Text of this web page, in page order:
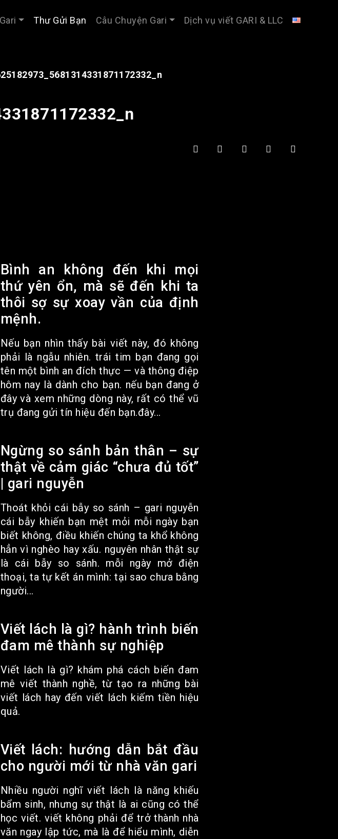
Thư Gửi Bạn Câu Chuyện Gari Dịch vụ viết GARI & LLC
Bình an không đến khi mọi
thứ yên ổn, mà sẽ đến khi ta
thôi sợ sự xoay vần của định
mệnh.
Nếu bạn nhìn thấy bài viết này, đó không
phải là ngẫu nhiên. trái tim bạn đang gọi
tên một bình an đích thực — và thông điệp
hôm nay là dành cho bạn. nếu bạn đang ở
đây và xem những dòng này, rất có thể vũ
trụ đang gửi tín hiệu đến bạn.đây...
Ngừng so sánh bản thân – sự
thật về cảm giác “chưa đủ tốt”
| gari nguyễn
Thoát khỏi cái bẫy so sánh – gari nguyễn
cái bẫy khiến bạn mệt mỏi mỗi ngày bạn
biết không, điều khiến chúng ta khổ không
hẳn vì nghèo hay xấu. nguyên nhân thật sự
là cái bẫy so sánh. mỗi ngày mở điện
thoại, ta tự kết án mình: tại sao chưa bằng
người...
Viết lách là gì? hành trình biến
đam mê thành sự nghiệp
Viết lách là gì? khám phá cách biến đam
mê viết thành nghề, từ tạo ra những bài
viết lách hay đến viết lách kiếm tiền hiệu
quả.
Viết lách: hướng dẫn bắt đầu
cho người mới từ nhà văn gari
Nhiều người nghĩ viết lách là năng khiếu
bẩm sinh, nhưng sự thật là ai cũng có thể
học viết. viết không phải để trở thành nhà
văn ngay lập tức, mà là để hiểu mình, diễn